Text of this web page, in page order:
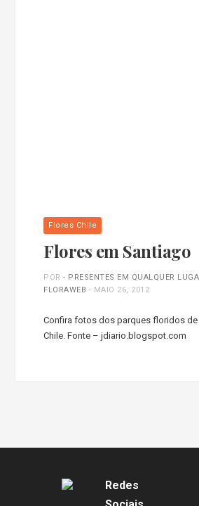
Flores Chile
Flores em Santiago
POR- PRESENTES EM QUALQUER
FLORAWEB - MAIO 26, 2012
Confira fotos dos parques floridos de
Chile. Fonte – jdiario.blogspot.com
Redes